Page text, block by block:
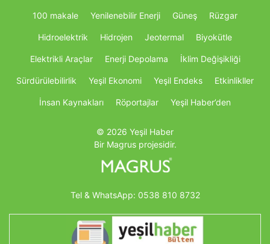
100 makale Yenilenebilir Enerji Güneş Rüzgar
Hidroelektrik Hidrojen Jeotermal Biyokütle
Elektrikli Araçlar Enerji Depolama İklim Değişikliği
Sürdürülebilirlik Yeşil Ekonomi Yeşil Endeks Etkinlikller
İnsan Kaynakları Röportajlar Yeşil Haber’den
© 2026 Yeşil Haber
Bir Magrus projesidir.
Tel & WhatsApp: 0538 810 8732